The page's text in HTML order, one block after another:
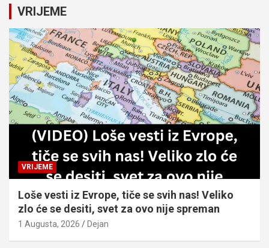
c
h
VRIJEME
VRIJEME
Loše vesti iz Evrope, tiče se svih nas! Veliko
zlo će se desiti, svet za ovo nije spreman
1 Augusta, 2026 Dejan